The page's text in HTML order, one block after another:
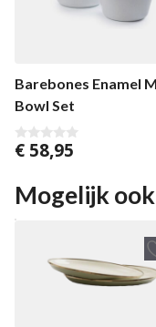
Barebones Enamel
Bowl Set
0
n
5
€ 58,95
Mogelijk